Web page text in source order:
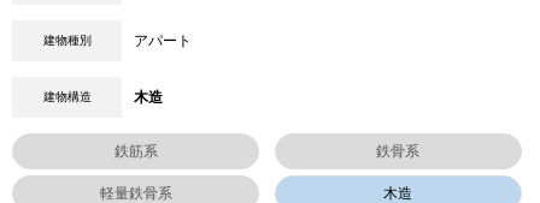
建物種別 アパート
建物構造 木造
鉄筋系 鉄骨系
軽量鉄骨系 木造